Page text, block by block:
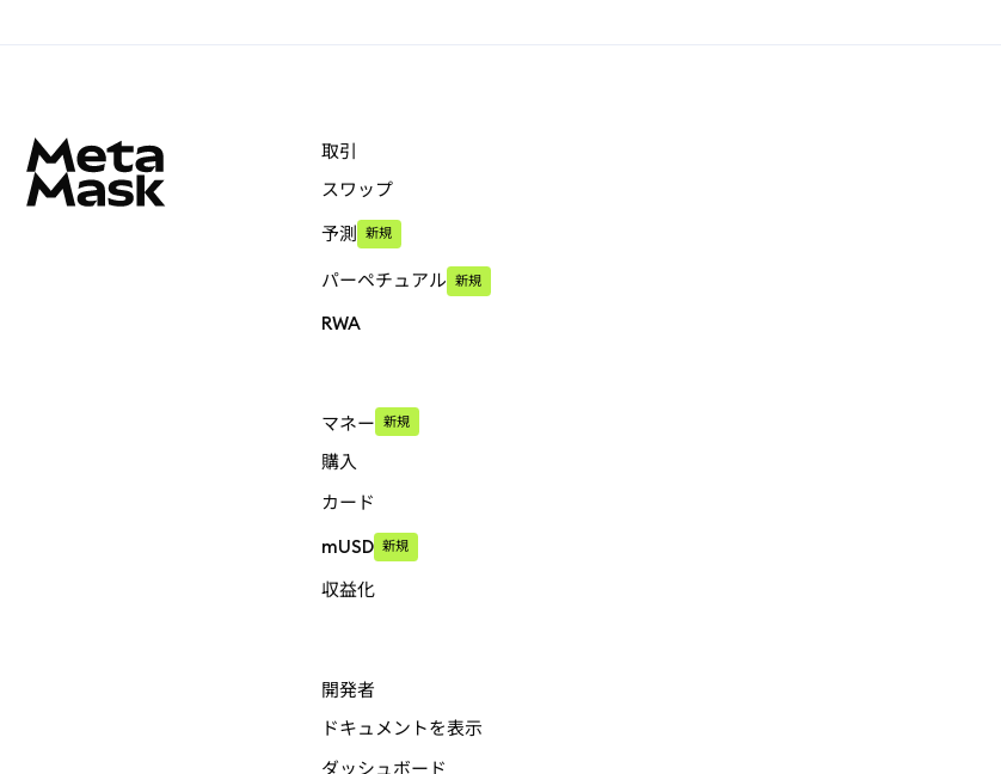
取引
スワップ
予測 新規
パーペチュアル 新規
RWA
マネー 新規
購入
カード
mUSD 新規
収益化
開発者
ドキュメントを表示
ダッシュボード